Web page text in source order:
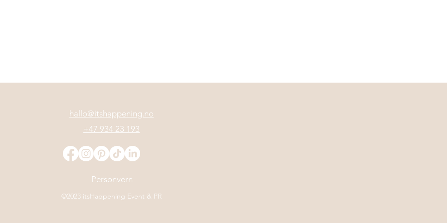
Grønlands Torg/Mote og
hallo@itshappening.no
+47 934 23 193
Personvern
©2023 itsHappening Event & PR